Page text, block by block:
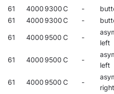
61
40009300C -
61
40009300C -
61 40009500 C -
left
61 40009500 C -
left
61 40009500 C -
right